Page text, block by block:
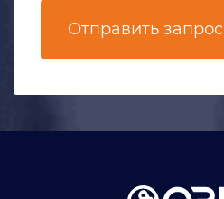
Отправить запрос